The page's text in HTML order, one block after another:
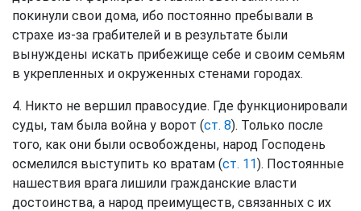
покинули свои дома, ибо постоянно пребывали в
страхе из-за грабителей и в результате были
вынуждены искать прибежище себе и своим семьям
в укрепленных и окруженных стенами городах.
4. Никто не вершил правосудие. Где функционировали
суды, там была война у ворот (ст. 8). Только после
того, как они были освобождены, народ Господень
осмелился выступить ко вратам (ст. 11). Постоянные
нашествия врага лишили гражданские власти
достоинства, а народ преимуществ, связанных с их